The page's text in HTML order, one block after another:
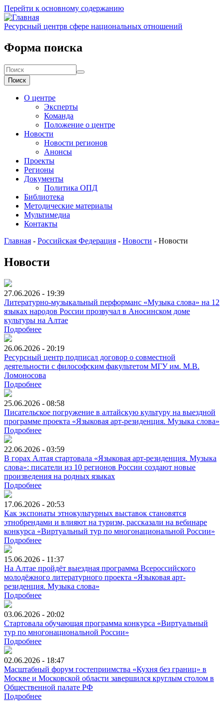
Перейти к основному содержанию
Ресурсный центрв сфере национальных отношений
Форма поиска
Поиск
О центре
Эксперты
Команда
Положение о центре
Новости
Новости регионов
Анонсы
Проекты
Регионы
Документы
Политика ОПД
Библиотека
Методические материалы
Мультимедиа
Контакты
Главная - Российская Федерация - Новости - Новости
Новости
27.06.2026 - 19:39
Литературно-музыкальный перформанс «Музыка слова» на 12
языках народов России прозвучал в Аносинском доме
культуры на Алтае
Подробнее
26.06.2026 - 20:19
Ресурсный центр подписал договор о совместной
деятельности с философским факультетом МГУ им. М.В.
Ломоносова
Подробнее
25.06.2026 - 08:58
Писательское погружение в алтайскую культуру на выездной
программе проекта «Языковая арт-резиденция. Музыка слова»
Подробнее
22.06.2026 - 03:59
В горах Алтая стартовала «Языковая арт-резиденция. Музыка
слова»: писатели из 10 регионов России создают новые
произведения на родных языках
Подробнее
17.06.2026 - 20:53
Как экспонаты этнокультурных выставок становятся
этнобрендами и влияют на туризм, рассказали на вебинаре
конкурса «Виртуальный тур по многонациональной России»
Подробнее
15.06.2026 - 11:37
На Алтае пройдёт выездная программа Всероссийского
молодёжного литературного проекта «Языковая арт-
резиденция. Музыка слова»
Подробнее
03.06.2026 - 20:02
Стартовала обучающая программа конкурса «Виртуальный
тур по многонациональной России»
Подробнее
02.06.2026 - 18:47
Масштабный форум гостеприимства «Кухня без границ» в
Москве и Московской области завершился круглым столом в
Общественной палате РФ
Подробнее